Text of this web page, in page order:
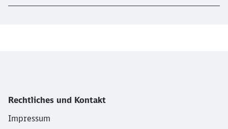
Rechtliches und Kontakt
Impressum